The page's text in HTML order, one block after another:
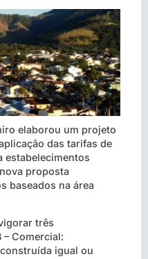
elaborou um projeto
das tarifas de
estabelecimentos
proposta
baseados na área
três
Comercial:
igual ou